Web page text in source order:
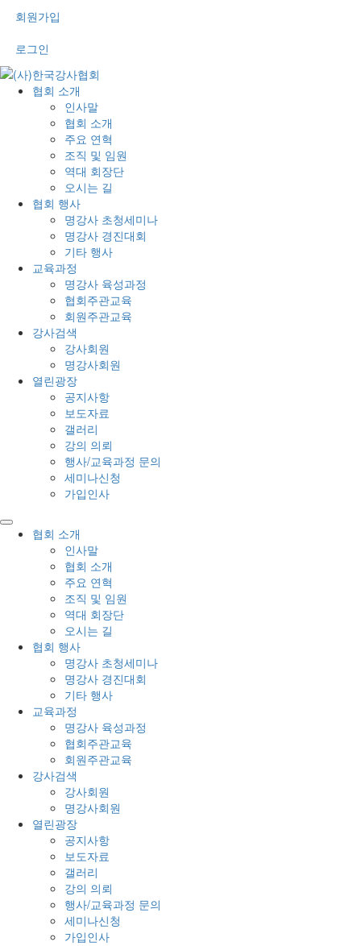
회원가입
로그인
협회 소개
인사말
협회 소개
주요 연혁
조직 및 임원
역대 회장단
오시는 길
협회 행사
명강사 초청세미나
명강사 경진대회
기타 행사
교육과정
명강사 육성과정
협회주관교육
회원주관교육
강사검색
강사회원
명강사회원
열린광장
공지사항
보도자료
갤러리
강의 의뢰
행사/교육과정 문의
세미나신청
가입인사
협회 소개
인사말
협회 소개
주요 연혁
조직 및 임원
역대 회장단
오시는 길
협회 행사
명강사 초청세미나
명강사 경진대회
기타 행사
교육과정
명강사 육성과정
협회주관교육
회원주관교육
강사검색
강사회원
명강사회원
열린광장
공지사항
보도자료
갤러리
강의 의뢰
행사/교육과정 문의
세미나신청
가입인사